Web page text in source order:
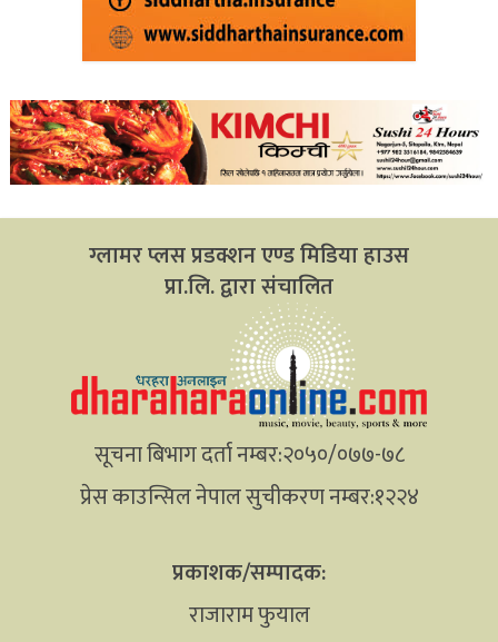
ग्लामर प्लस प्रडक्शन एण्ड मिडिया हाउस
प्रा.लि. द्वारा संचालित
सूचना बिभाग दर्ता नम्बर:२०५०/०७७-७८
प्रेस काउन्सिल नेपाल सुचीकरण नम्बर:१२२४
प्रकाशक/सम्पादक:
राजाराम फुयाल